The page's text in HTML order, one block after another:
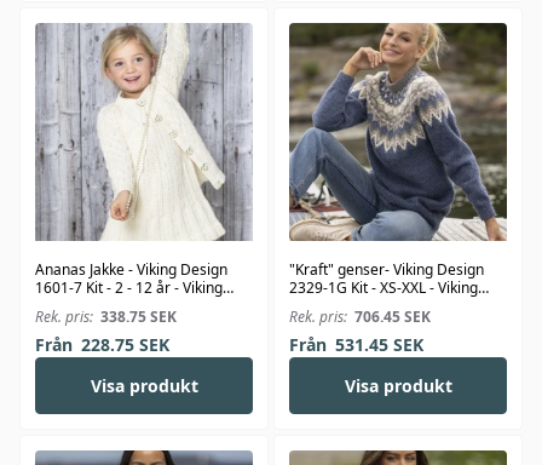
Ananas Jakke - Viking Design
1601-7 Kit - 2 - 12 år - Viking
Bjørk
Rek. pris: 338.75SEK
Från 228.75SEK
Visa produkt
"Kraft" genser- Viking Design
2329-1G Kit - XS-XXL - Viking
Wool
Rek. pris: 706.45SEK
Från 531.45SEK
Visa produkt